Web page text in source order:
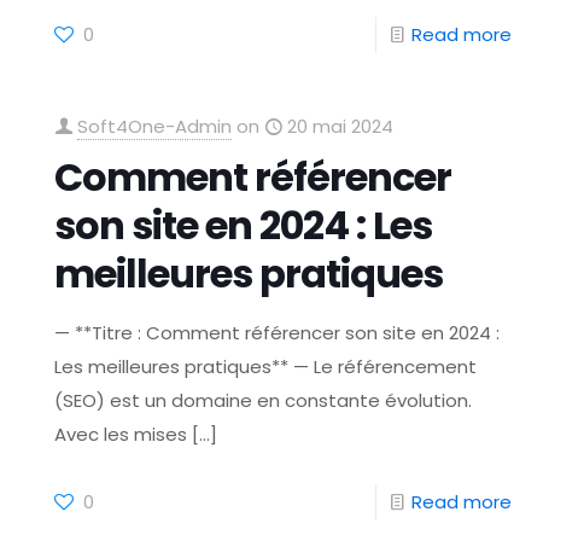
0 Read more
Soft4One-Admin on 20 mai 2024
Comment référencer
son site en 2024 : Les
meilleures pratiques
— **Titre : Comment référencer son site en 2024 :
Les meilleures pratiques** — Le référencement
(SEO) est un domaine en constante évolution.
Avec les mises […]
0 Read more